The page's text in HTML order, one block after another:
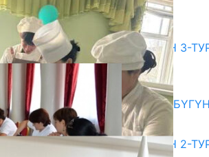
07.08.2026
Абитуриент
ЖОЖДОРГО КАБЫЛ АЛУУНУН 3-
БАШТАЛДЫ
27.07.2026
ӨЗҮҢДҮН КЕЛЕЧЕГИҢ ҮЧҮН
20.07.2026
ЖОЖДОРГО КАБЫЛ АЛУУНУН 2-